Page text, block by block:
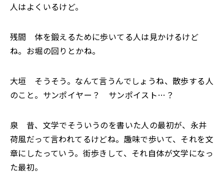
人はよくいるけど。
残間 体を鍛えるために歩いてる人は見かけるけど
ね。お堀の回りとかね。
大垣 そうそう。なんて言うんでしょうね、散歩する人
のこと。サンポイヤー？ サンポイスト…？
泉 昔、文学でそういうのを書いた人の最初が、永井
荷風だって言われてるけどね。趣味で歩いて、それを文
章にしたっていう。街歩きして、それ自体が文学になっ
た最初。